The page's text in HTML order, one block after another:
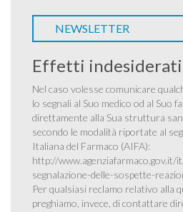
NEWSLETTER
Effetti indesiderati
Nel caso volesse comunicare
lo segnali al Suo medico od al Suo
direttamente alla Sua struttura
secondo le modalità riportate al
Italiana del Farmaco (AIFA):
http://www.agenziafarmaco.gov.it/
segnalazione-delle-sospette-
Per qualsiasi reclamo relativo alla
preghiamo, invece, di contattare